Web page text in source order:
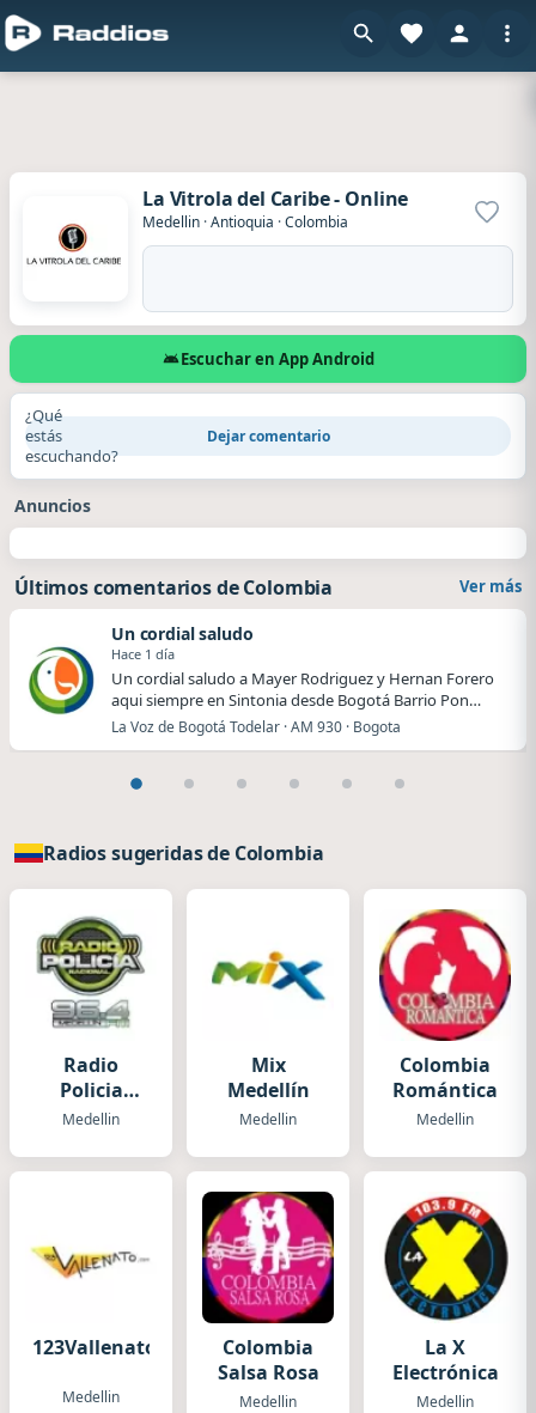
La Vitrola del Caribe - Online
Medellin ·Antioquia ·Colombia
Escuchar en App Android
¿Qué
estás
escuchando?
Dejar comentario
Anuncios
Últimos comentarios de Colombia Ver más
Un cordial saludo
Hace 1 día
Un cordial saludo a Mayer Rodriguez y Hernan Forero
aqui siempre en Sintonia desde Bogotá Barrio Pon…
La Voz de Bogotá Todelar · AM 930 · Bogota
Radios sugeridas de Colombia
Radio
Policia
Nacional
Medellin
Mix
Medellín
Medellin
Colombia
Romántica
Medellin
123Vallenato.com
Medellin
Colombia
Salsa Rosa
Medellin
La X
Electrónica
Medellin